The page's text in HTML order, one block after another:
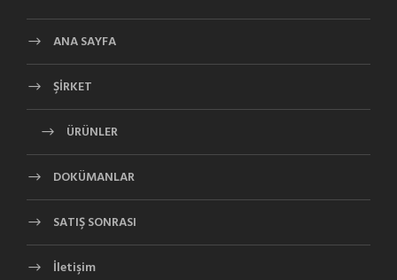
ANA SAYFA
ŞİRKET
ÜRÜNLER
DOKÜMANLAR
SATIŞ SONRASI
İletişim